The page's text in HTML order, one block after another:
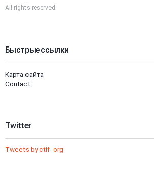
All rights reserved.
Быстрые ссылки
Карта сайта
Contact
Twitter
Tweets by ctif_org